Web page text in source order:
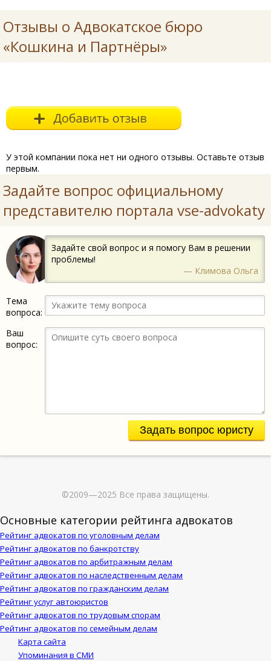
Отзывы о Адвокатское бюро
«Кошкина и Партнёры»
У этой компании пока нет ни одного отзывы. Оставьте отзыв
первым.
Задайте вопрос официальному
представителю портала vse-advokaty
Задайте свой вопрос и я помогу Вам в решении
проблемы!
— Климова Ольга
Тема
вопроса:
Ваш
вопрос:
Задать вопрос юристу
©2009—2025 Все права защищены.
Основные категории рейтинга адвокатов
Рейтинг адвокатов по уголовным делам
Рейтинг адвокатов по банкротству
Рейтинг адвокатов по арбитражным делам
Рейтинг адвокатов по наследственным делам
Рейтинг адвокатов по гражданским делам
Рейтинг услуг автоюристов
Рейтинг адвокатов по трудовым спорам
Рейтинг адвокатов по семейным делам
Карта сайта
Упоминания в СМИ